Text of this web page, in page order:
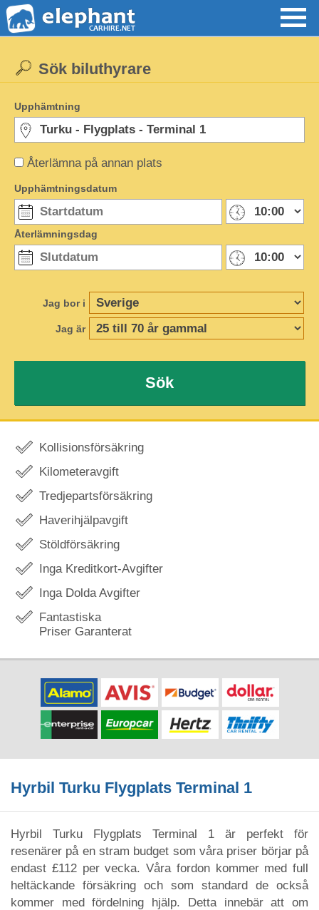
Återlämna på annan plats
Sök biluthyrare
Upphämtning
Upphämtningsdatum
Återlämningsdag
Jag bor i
Jag är
Sök
Kollisionsförsäkring
Kilometeravgift
Tredjepartsförsäkring
Haverihjälpavgift
Stöldförsäkring
Inga Kreditkort-Avgifter
Inga Dolda Avgifter
Fantastiska
Priser Garanterat
Hyrbil Turku Flygplats Terminal 1
Hyrbil Turku Flygplats Terminal 1 är perfekt för
resenärer på en stram budget som våra priser börjar på
endast £112 per vecka. Våra fordon kommer med full
heltäckande försäkring och som standard de också
kommer med fördelning hjälp. Detta innebär att om